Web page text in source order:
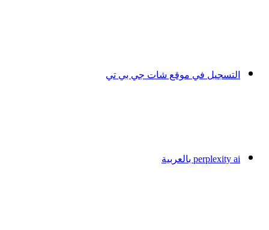
التسجيل في موقع شات جي بي تي
perplexity ai بالعربية